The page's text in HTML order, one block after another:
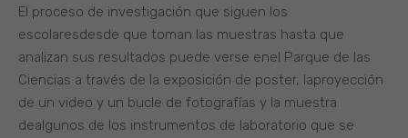
El proceso de investigación que siguen los
escolaresdesde que toman las muestras hasta que
analizan sus resultados puede verse enel Parque de las
Ciencias a través de la exposición de poster, laproyección
de un video y un bucle de fotografías y la muestra
dealgunos de los instrumentos de laboratorio que se